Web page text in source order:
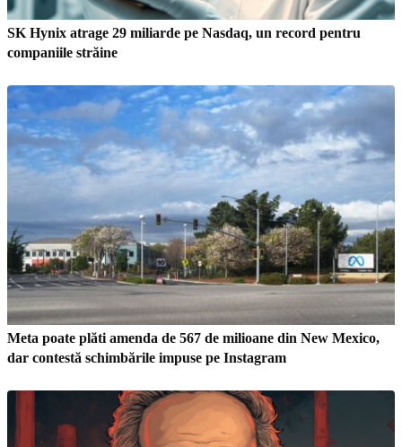
SK Hynix atrage 29 miliarde pe Nasdaq, un record pentru
companiile străine
Meta poate plăti amenda de 567 de milioane din New Mexico,
dar contestă schimbările impuse pe Instagram